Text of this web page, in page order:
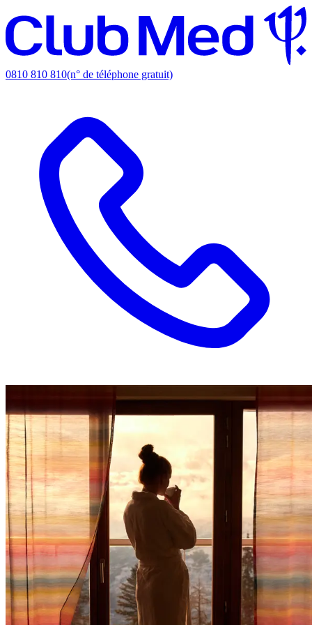
0810 810 810(n° de téléphone gratuit)